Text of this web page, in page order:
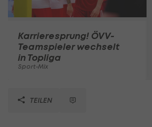
Karrieresprung! ÖVV-
Teamspieler wechselt
in Topliga
Sport-Mix
TEILEN